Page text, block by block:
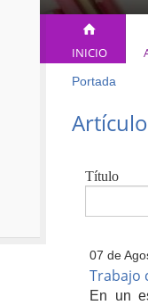
INICIO
Usted
está
aquí
Portada
to
Título
07 de
Trabajo
En un